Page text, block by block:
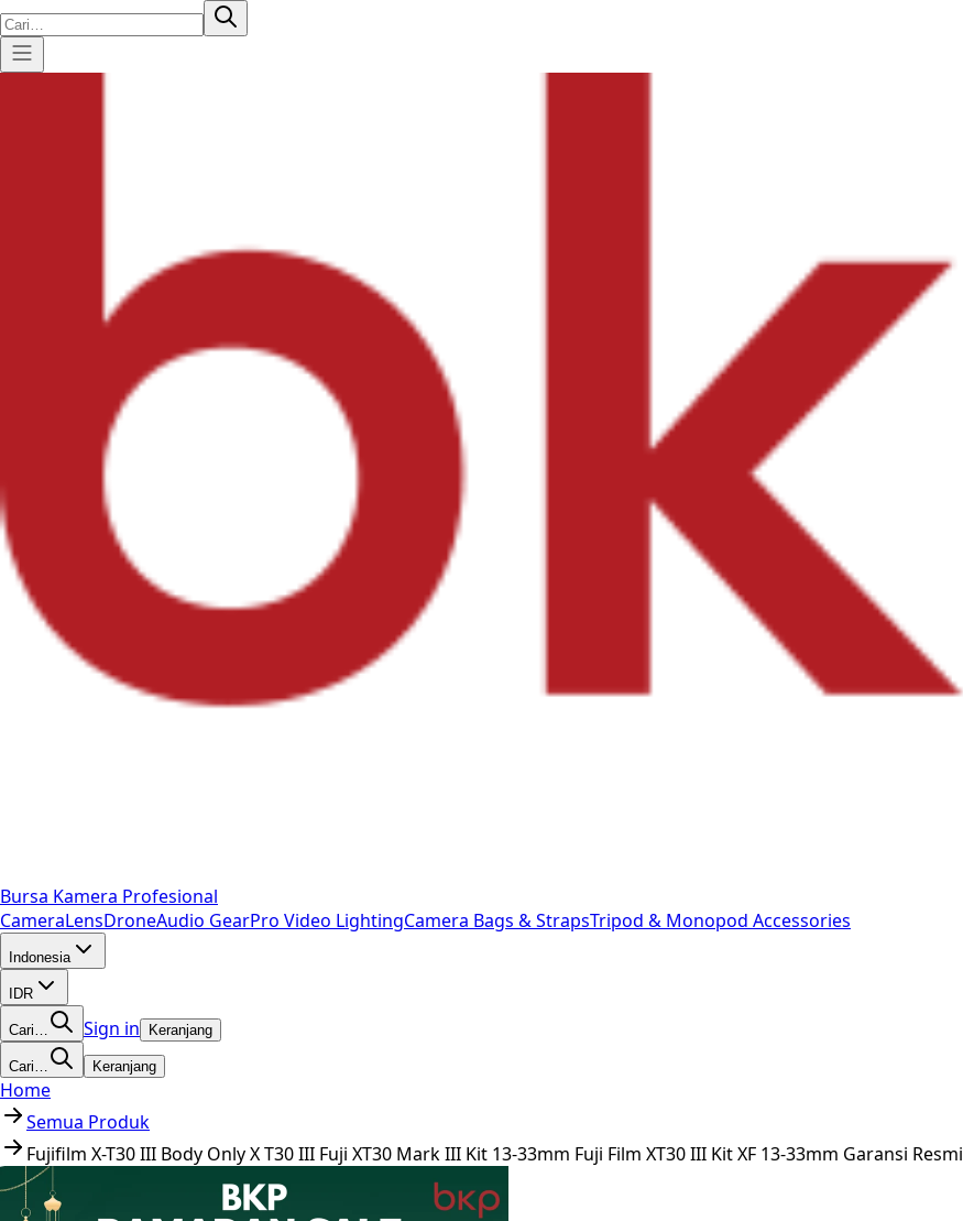
Bursa Kamera Profesional
CameraLensDroneAudio GearPro Video LightingCamera Bags & StrapsTripod & Monopod Accessories
Indonesia
IDR
Cari… Sign in Keranjang
Cari… Keranjang
Home
Semua Produk
Fujifilm X-T30 III Body Only X T30 III Fuji XT30 Mark III Kit 13-33mm Fuji Film XT30 III Kit XF 13-33mm Garansi Resmi